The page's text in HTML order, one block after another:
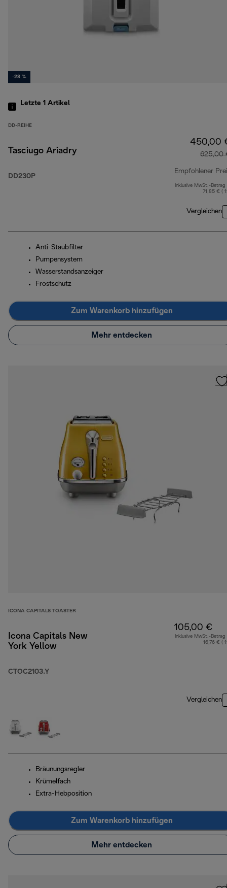
-28 %
Letzte 1 Artikel
DD-REIHE
Tasciugo Ariadry
DD230P
450,00
625,00
Empfohlener
Inklusive MwSt.-Betrag
71,85 € (
Vergleichen
Anti-Staubfilter
Pumpensystem
Wasserstandsanzeiger
Frostschutz
Zum Warenkorb hinzufügen
Mehr entdecken
ICONA CAPITALS TOASTER
Icona Capitals New
York Yellow
CTOC2103.Y
105,00 €
Inklusive MwSt.-Betrag
16,76 € (
Vergleichen
Bräunungsregler
Krümelfach
Extra-Hebposition
Zum Warenkorb hinzufügen
Mehr entdecken